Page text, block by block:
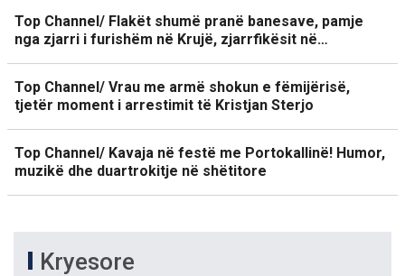
Top Channel/ Flakët shumë pranë banesave, pamje
nga zjarri i furishëm në Krujë, zjarrfikësit në…
Top Channel/ Vrau me armë shokun e fëmijërisë,
tjetër moment i arrestimit të Kristjan Sterjo
Top Channel/ Kavaja në festë me Portokallinë! Humor,
muzikë dhe duartrokitje në shëtitore
Kryesore